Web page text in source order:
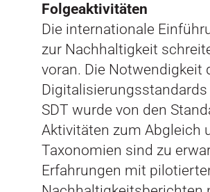
Folgeaktivitäten
Die internationale
zur Nachhaltigkeit
voran. Die Notwendigkeit
Digitalisierungsstandards
SDT wurde von den
Aktivitäten zum Abgleich
Taxonomien sind zu
Erfahrungen mit